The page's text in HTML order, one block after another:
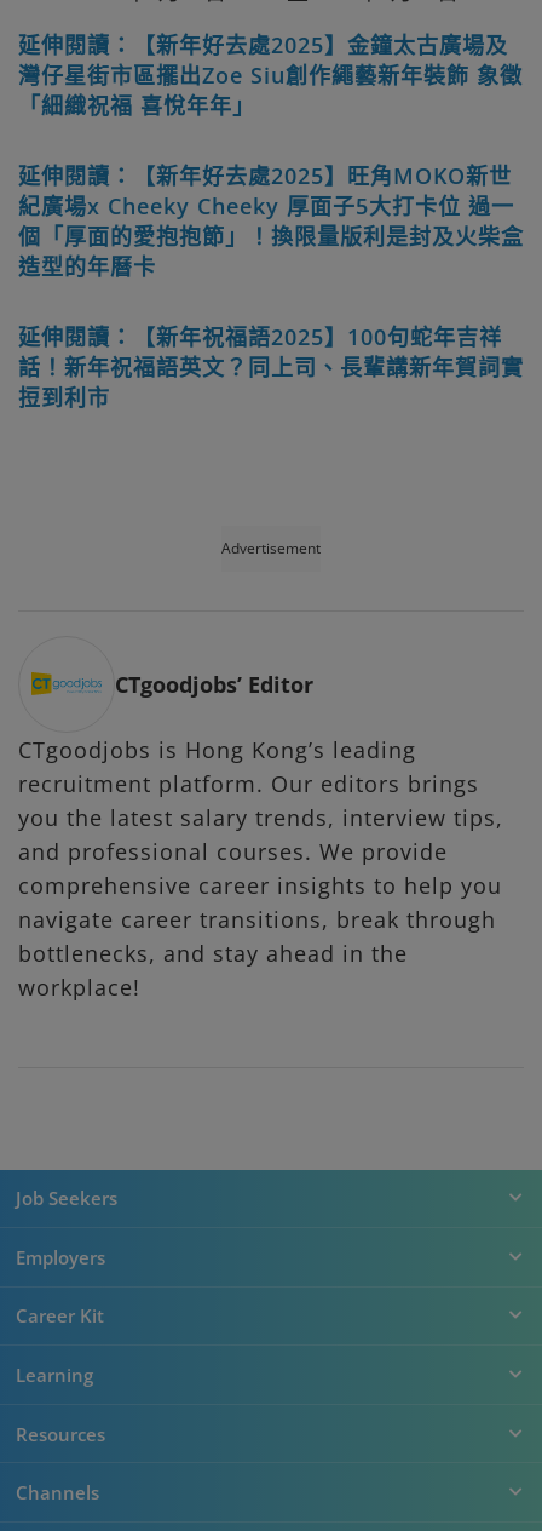
延伸閱讀：【新年好去處2025】金鐘太古廣場及
灣仔星街市區擺出Zoe Siu創作繩藝新年裝飾 象徵
「細織祝福 喜悅年年」
延伸閱讀：【新年好去處2025】旺角MOKO新世
紀廣場x Cheeky Cheeky 厚面子5大打卡位 過一
個「厚面的愛抱抱節」！換限量版利是封及火柴盒
造型的年曆卡
延伸閱讀：【新年祝福語2025】100句蛇年吉祥
話！新年祝福語英文？同上司、長輩講新年賀詞實
𢭃到利市
Advertisement
CTgoodjobs’ Editor
CTgoodjobs is Hong Kong’s leading
recruitment platform. Our editors brings
you the latest salary trends, interview tips,
and professional courses. We provide
comprehensive career insights to help you
navigate career transitions, break through
bottlenecks, and stay ahead in the
workplace!
Job Seekers
Employers
Career Kit
Learning
Resources
Channels